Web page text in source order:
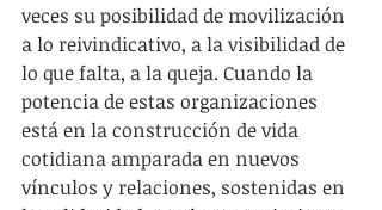
veces su posibilidad de movilización
a lo reivindicativo, a la visibilidad de
lo que falta, a la queja. Cuando la
potencia de estas organizaciones
está en la construcción de vida
cotidiana amparada en nuevos
vínculos y relaciones, sostenidas en